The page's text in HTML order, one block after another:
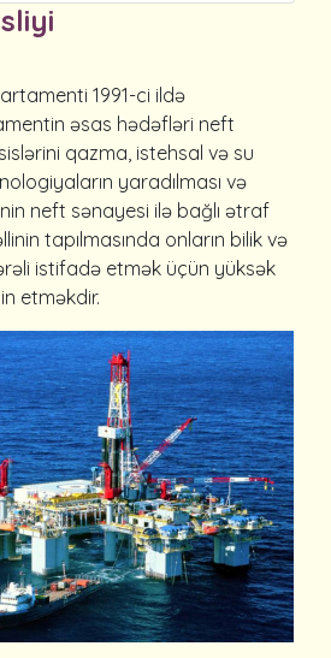
1991-ci ildə
əsas hədəfləri neft
qazma, istehsal və su
yaradılması və
neft sənayesi ilə bağlı ətraf
tapılmasında onların bilik və
istifadə etmək üçün yüksək
etməkdir.